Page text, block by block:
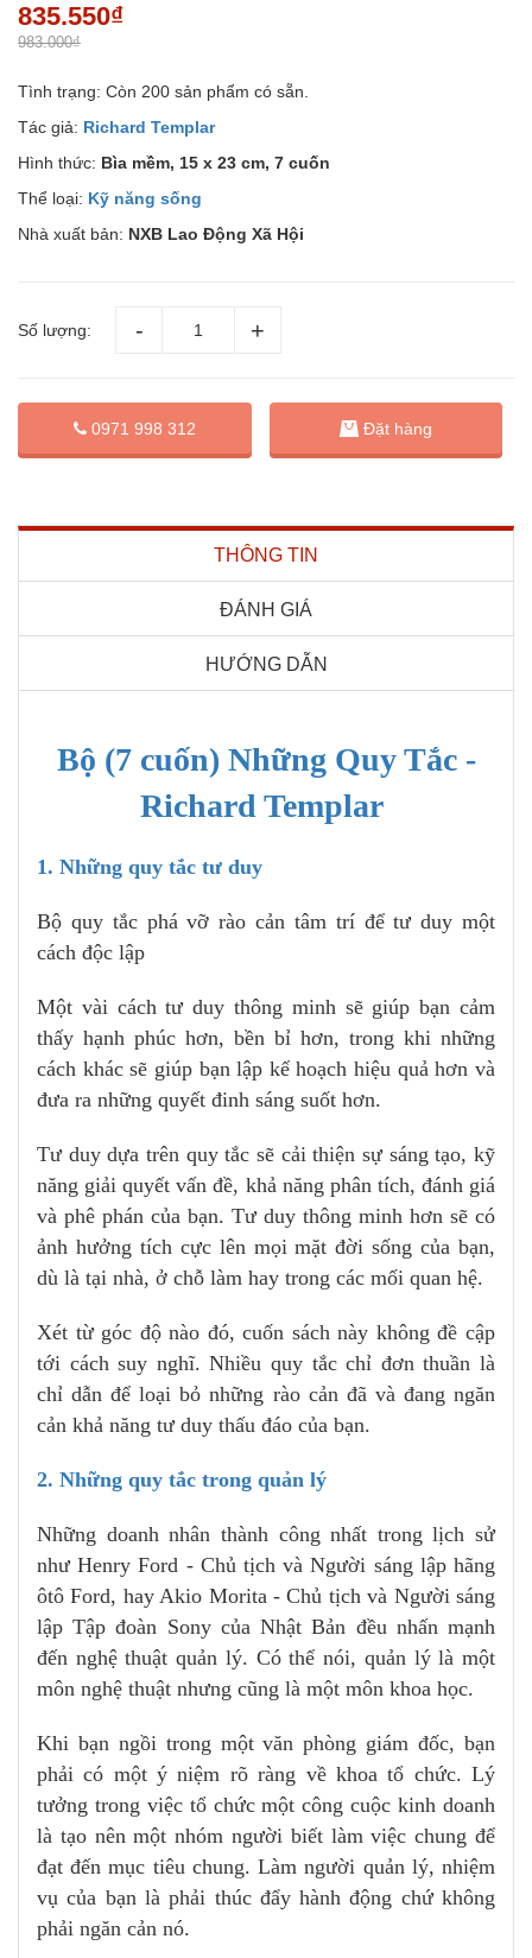
835.550₫
983.000₫
Tình trạng: Còn 200 sản phẩm có sẵn.
Tác giả: Richard Templar
Hình thức: Bìa mềm, 15 x 23 cm, 7 cuốn
Thể loại: Kỹ năng sống
Nhà xuất bản: NXB Lao Động Xã Hội
Số lượng:
0971 998 312 Đặt hàng
THÔNG TIN
ĐÁNH GIÁ
HƯỚNG DẪN
Bộ (7 cuốn) Những Quy Tắc -
Richard Templar
1. Những quy tắc tư duy
Bộ quy tắc phá vỡ rào cản tâm trí để tư duy một
cách độc lập
Một vài cách tư duy thông minh sẽ giúp bạn cảm
thấy hạnh phúc hơn, bền bỉ hơn, trong khi những
cách khác sẽ giúp bạn lập kế hoạch hiệu quả hơn và
đưa ra những quyết đinh sáng suốt hơn.
Tư duy dựa trên quy tắc sẽ cải thiện sự sáng tạo, kỹ
năng giải quyết vấn đề, khả năng phân tích, đánh giá
và phê phán của bạn. Tư duy thông minh hơn sẽ có
ảnh hưởng tích cực lên mọi mặt đời sống của bạn,
dù là tại nhà, ở chỗ làm hay trong các mối quan hệ.
Xét từ góc độ nào đó, cuốn sách này không đề cập
tới cách suy nghĩ. Nhiều quy tắc chỉ đơn thuần là
chỉ dẫn để loại bỏ những rào cản đã và đang ngăn
cản khả năng tư duy thấu đáo của bạn.
2. Những quy tắc trong quản lý
Những doanh nhân thành công nhất trong lịch sử
như Henry Ford - Chủ tịch và Người sáng lập hãng
ôtô Ford, hay Akio Morita - Chủ tịch và Người sáng
lập Tập đoàn Sony của Nhật Bản đều nhấn mạnh
đến nghệ thuật quản lý. Có thể nói, quản lý là một
môn nghệ thuật nhưng cũng là một môn khoa học.
Khi bạn ngồi trong một văn phòng giám đốc, bạn
phải có một ý niệm rõ ràng về khoa tổ chức. Lý
tưởng trong việc tổ chức một công cuộc kinh doanh
là tạo nên một nhóm người biết làm việc chung để
đạt đến mục tiêu chung. Làm người quản lý, nhiệm
vụ của bạn là phải thúc đẩy hành động chứ không
phải ngăn cản nó.